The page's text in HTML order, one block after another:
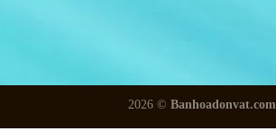
2026 © Banhoadonvat.com